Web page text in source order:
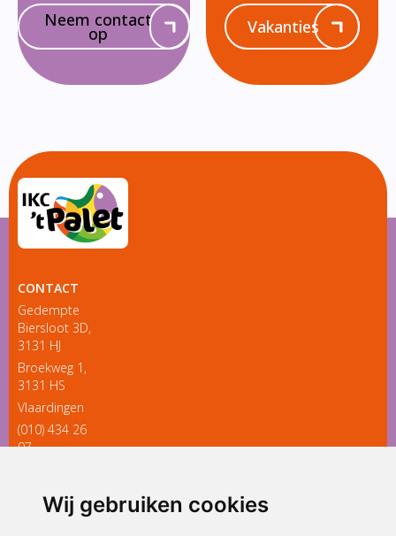
Wij gebruiken cookies
Neem contact
op Vakanties
CONTACT
Gedempte
Biersloot 3D,
3131 HJ
Broekweg 1,
3131 HS
Vlaardingen
(010) 434 26
97
ONDERDEEL VAN